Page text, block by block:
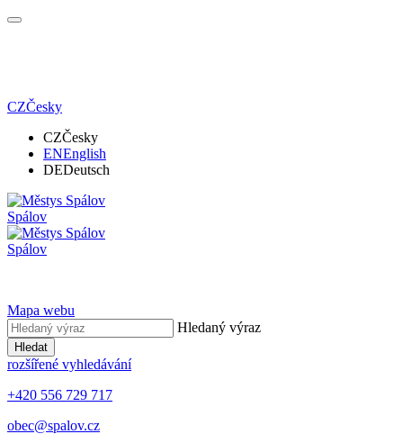
CZČesky
CZČesky
ENEnglish
DEDeutsch
Spálov
Spálov
Mapa webu
Hledaný výraz
Hledat
rozšířené vyhledávání
+420 556 729 717
obec@spalov.cz